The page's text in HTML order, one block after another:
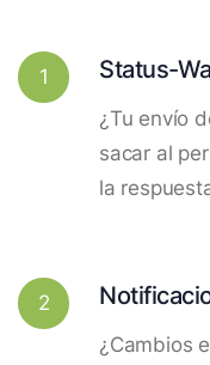
1 Status-
¿Tu envío
sacar al
la
2
¿Cambios